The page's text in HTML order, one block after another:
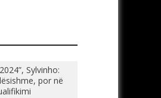
Sylvinho:
por në